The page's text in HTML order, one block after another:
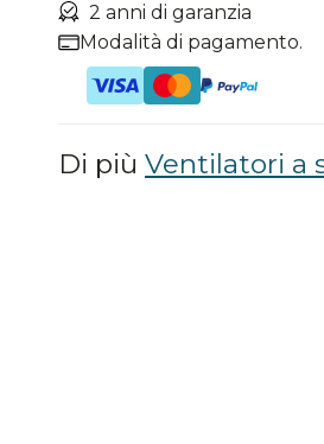
2 anni di garanzia
Modalità di pagamento.
Di più Ventilatori a